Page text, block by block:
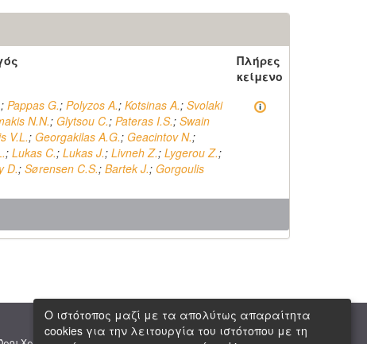
Πλήρες
κείμενο
; Pappas G.; Polyzos A.; Kotsinas A.; Svolaki
N.N.; Glytsou C.; Pateras I.S.; Swain
V.L.; Georgakilas A.G.; Geacintov N.;
; Lukas C.; Lukas J.; Livneh Z.; Lygerou Z.;
D.; Sørensen C.S.; Bartek J.; Gorgoulis
Ο ιστότοπος μαζί με τα απολύτως απαραίτητα
cookies για την λειτουργία του ιστότοπου με τη